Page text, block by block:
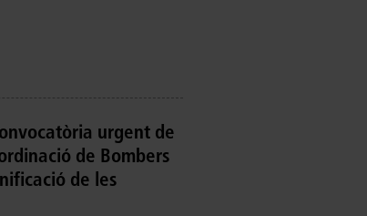
urgent de
de Bombers
de les